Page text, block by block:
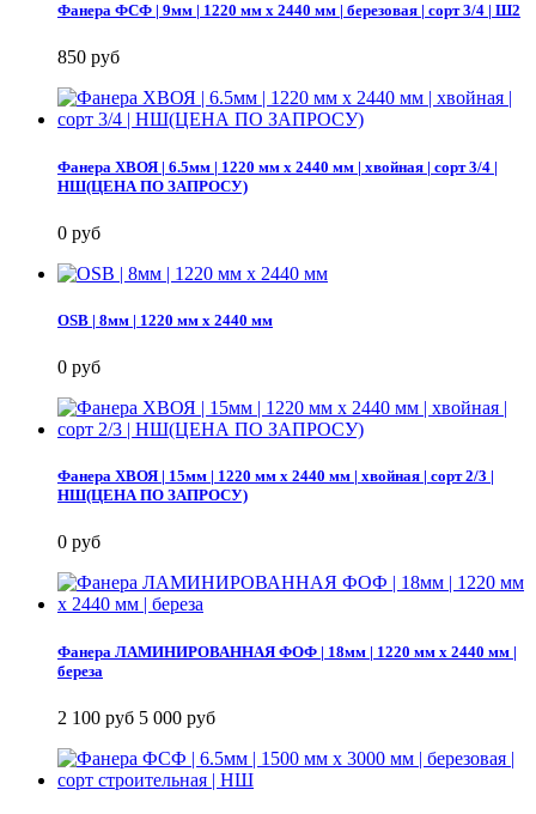
Фанера ФСФ | 9мм | 1220 мм х 2440 мм | березовая | сорт 3/4 | Ш2
850 руб
Фанера ХВОЯ | 6.5мм | 1220 мм х 2440 мм | хвойная | сорт 3/4 |
НШ(ЦЕНА ПО ЗАПРОСУ)
0 руб
OSB | 8мм | 1220 мм х 2440 мм
0 руб
Фанера ХВОЯ | 15мм | 1220 мм х 2440 мм | хвойная | сорт 2/3 |
НШ(ЦЕНА ПО ЗАПРОСУ)
0 руб
Фанера ЛАМИНИРОВАННАЯ ФОФ | 18мм | 1220 мм х 2440 мм |
береза
2 100 руб 5 000 руб